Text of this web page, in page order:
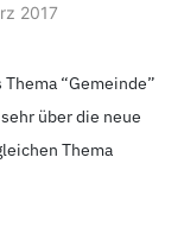
2017
“Gemeinde”
über die neue
Thema